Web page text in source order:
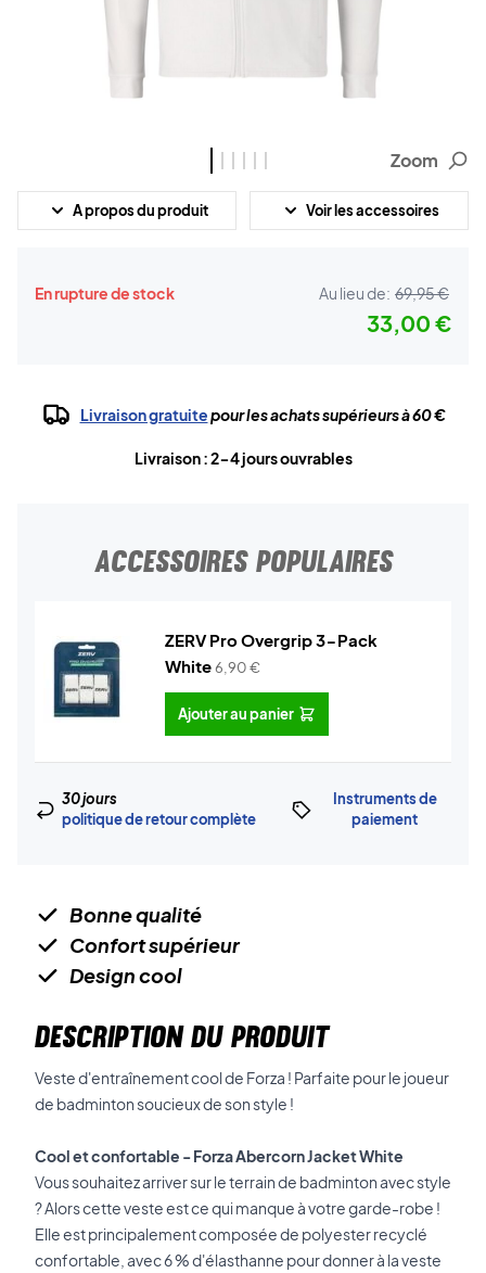
Zoom
A propos du produit Voir les accessoires
En rupture de stock Au lieu de: 69,95 €
33,00 €
Livraison gratuitepour les achats supérieurs à 60 €
Livraison : 2-4 jours ouvrables
ACCESSOIRES POPULAIRES
ZERV Pro Overgrip 3-Pack
White6,90€
Ajouter au panier
30 jours
politique de retour complète
Instruments de
paiement
Bonne qualité
Confort supérieur
Design cool
DESCRIPTION DU PRODUIT
Veste d'entraînement cool de Forza ! Parfaite pour le joueur
de badminton soucieux de son style !
Cool et confortable - Forza Abercorn Jacket White
Vous souhaitez arriver sur le terrain de badminton avec style
? Alors cette veste est ce qui manque à votre garde-robe !
Elle est principalement composée de polyester recyclé
confortable, avec 6 % d'élasthanne pour donner à la veste